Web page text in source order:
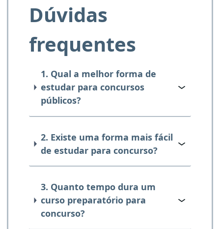
Dúvidas
frequentes
1. Qual a melhor forma de
estudar para concursos
públicos?
2. Existe uma forma mais fácil
de estudar para concurso?
3. Quanto tempo dura um
curso preparatório para
concurso?